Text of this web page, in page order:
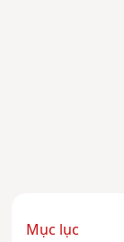
Mục lục